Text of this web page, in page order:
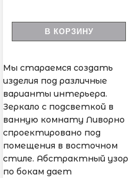
В КОРЗИНУ
Мы стараемся создать
изделия под различные
варианты интерьера.
Зеркало с подсветкой в
ванную комнату Ливорно
спроектировано под
помещения в восточном
стиле. Абстрактный узор
по бокам дает